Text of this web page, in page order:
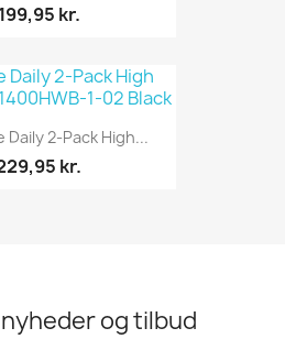
199,95 kr.
Daily 2-Pack High...
kr.
og tilbud